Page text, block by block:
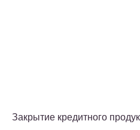
Закрытие кредитного